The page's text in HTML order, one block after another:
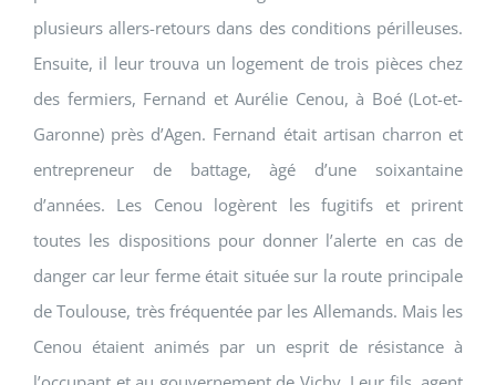
plusieurs allers-retours dans des conditions périlleuses.
Ensuite, il leur trouva un logement de trois pièces chez
des fermiers, Fernand et Aurélie Cenou, à Boé (Lot-et-
Garonne) près d’Agen. Fernand était artisan charron et
entrepreneur de battage, àgé d’une soixantaine
d’années. Les Cenou logèrent les fugitifs et prirent
toutes les dispositions pour donner l’alerte en cas de
danger car leur ferme était située sur la route principale
de Toulouse, très fréquentée par les Allemands. Mais les
Cenou étaient animés par un esprit de résistance à